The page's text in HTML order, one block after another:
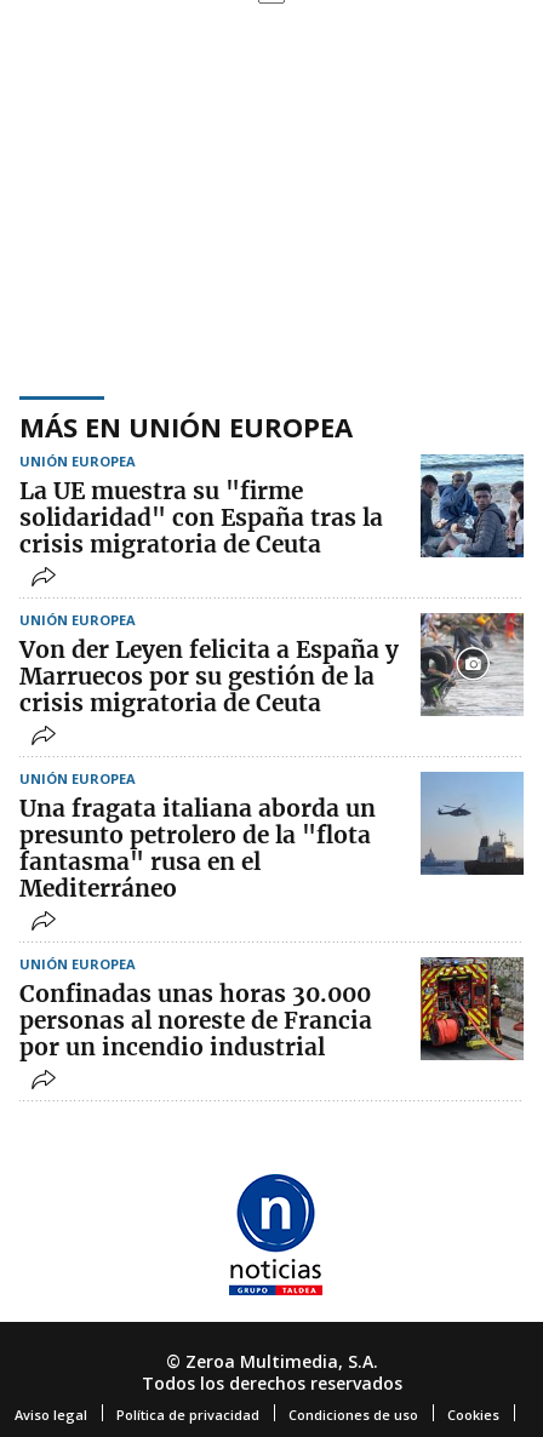
MÁS EN UNIÓN EUROPEA
UNIÓN EUROPEA
La UE muestra su "firme
solidaridad" con España tras la
crisis migratoria de Ceuta
UNIÓN EUROPEA
Von der Leyen felicita a España y
Marruecos por su gestión de la
crisis migratoria de Ceuta
UNIÓN EUROPEA
Una fragata italiana aborda un
presunto petrolero de la "flota
fantasma" rusa en el
Mediterráneo
UNIÓN EUROPEA
Confinadas unas horas 30.000
personas al noreste de Francia
por un incendio industrial
© Zeroa Multimedia, S.A.
Todos los derechos reservados
Aviso legal Política de privacidad Condiciones de uso Cookies